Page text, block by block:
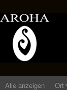
Alle anzeigen Ort